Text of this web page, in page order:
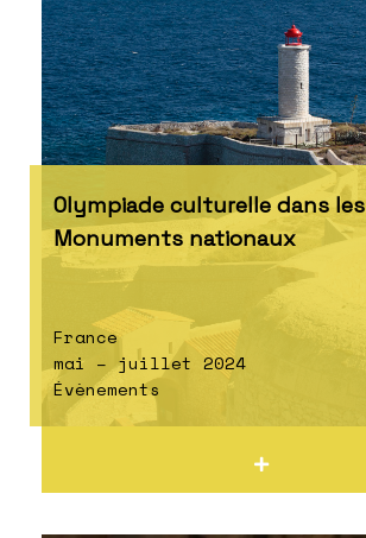
Olympiade culturelle dans les
Monuments nationaux
France
mai – juillet 2024
Évènements